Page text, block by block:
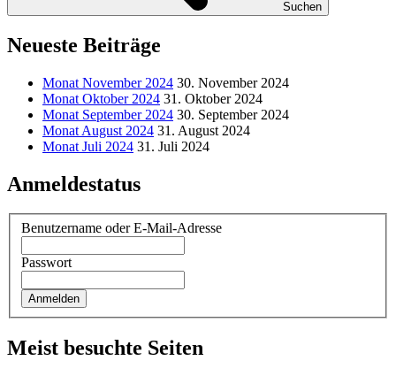
Suchen
Neueste Beiträge
Monat November 2024 30. November 2024
Monat Oktober 2024 31. Oktober 2024
Monat September 2024 30. September 2024
Monat August 2024 31. August 2024
Monat Juli 2024 31. Juli 2024
Anmeldestatus
Benutzername oder E-Mail-Adresse
Passwort
Meist besuchte Seiten